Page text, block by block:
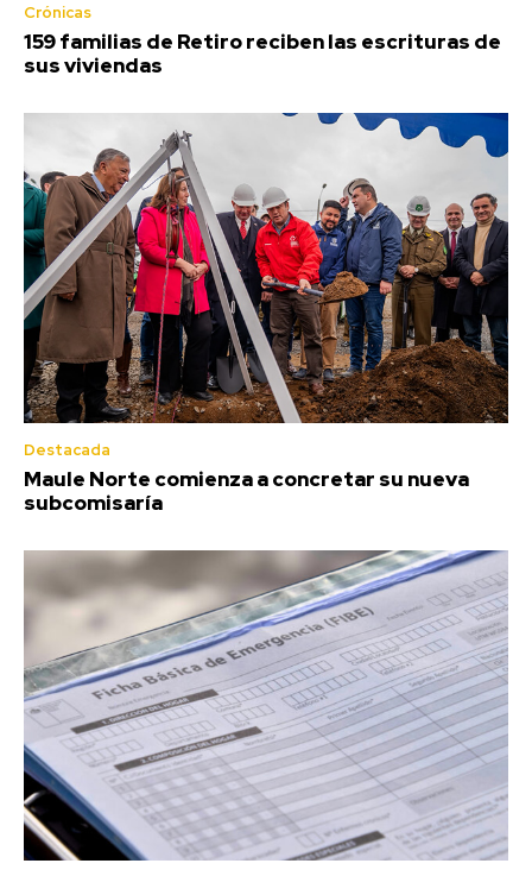
Crónicas
159 familias de Retiro reciben las escrituras de
sus viviendas
Destacada
Maule Norte comienza a concretar su nueva
subcomisaría